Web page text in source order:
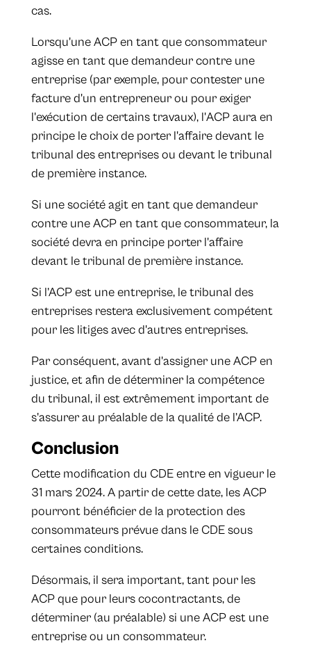
cas.
Lorsqu'une ACP en tant que consommateur
agisse en tant que demandeur contre une
entreprise (par exemple, pour contester une
facture d'un entrepreneur ou pour exiger
l'exécution de certains travaux), l'ACP aura en
principe le choix de porter l'affaire devant le
tribunal des entreprises ou devant le tribunal
de première instance.
Si une société agit en tant que demandeur
contre une ACP en tant que consommateur, la
société devra en principe porter l'affaire
devant le tribunal de première instance.
Si l’ACP est une entreprise, le tribunal des
entreprises restera exclusivement compétent
pour les litiges avec d'autres entreprises.
Par conséquent, avant d'assigner une ACP en
justice, et afin de déterminer la compétence
du tribunal, il est extrêmement important de
s'assurer au préalable de la qualité de l’ACP.
Conclusion
Cette modification du CDE entre en vigueur le
31 mars 2024. A partir de cette date, les ACP
pourront bénéficier de la protection des
consommateurs prévue dans le CDE sous
certaines conditions.
Désormais, il sera important, tant pour les
ACP que pour leurs cocontractants, de
déterminer (au préalable) si une ACP est une
entreprise ou un consommateur.